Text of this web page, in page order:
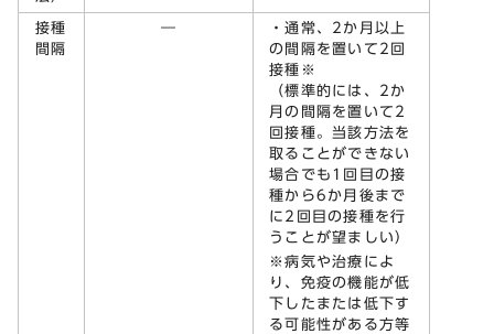
接種
間隔
―
・通常、2か月以上
の間隔を置いて2回
接種※
（標準的には、2か
月の間隔を置いて2
回接種。当該方法を
取ることができない
場合でも1回目の接
種から6か月後まで
に2回目の接種を行
うことが望ましい）
※病気や治療によ
り、免疫の機能が低
下したまたは低下す
る可能性がある方等